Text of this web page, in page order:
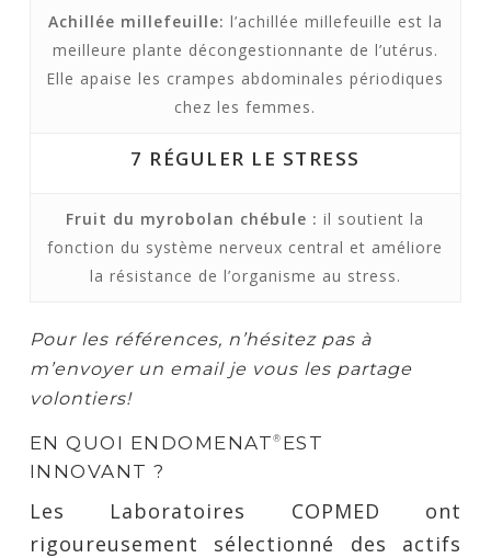
Achillée millefeuille: l’achillée millefeuille est la
meilleure plante décongestionnante de l’utérus.
Elle apaise les crampes abdominales périodiques
chez les femmes.
7 RÉGULER LE STRESS
Fruit du myrobolan chébule :il soutient la
fonction du système nerveux central et améliore
la résistance de l’organisme au stress.
Pour les références, n’hésitez pas à
m’envoyer un email je vous les partage
volontiers!
EN QUOI ENDOMENAT® EST
INNOVANT ?
Les Laboratoires COPMED ont
rigoureusement sélectionné des actifs